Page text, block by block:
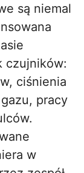
są niemal
czujników:
ciśnienia
gazu, pracy
w